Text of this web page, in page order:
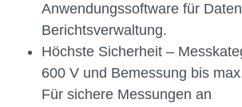
Anwendungssoftware für
Berichtsverwaltung.
Höchste Sicherheit –
600 V und Bemessung bis
Für sichere Messungen an